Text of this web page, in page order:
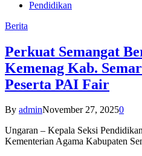
Pendidikan
Berita
Perkuat Semangat
Kemenag Kab.
Peserta PAI Fair
By adminNovember 27, 20250
Ungaran – Kepala Seksi
Kementerian Agama Kabupaten